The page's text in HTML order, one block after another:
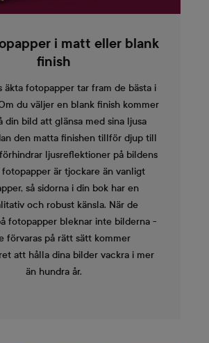
i matt eller blank
finish
äkta fotopapper tar fram de bästa i
du väljer en blank finish kommer
din bild att glänsa med sina ljusa
den matta finishen tillför djup till
ljusreflektioner på bildens
fotopapper är tjockare än vanligt
så sidorna i din bok har en
och robust känsla. När de
fotopapper bleknar inte bilderna -
förvaras på rätt sätt kommer
att hålla dina bilder vackra i mer
än hundra år.